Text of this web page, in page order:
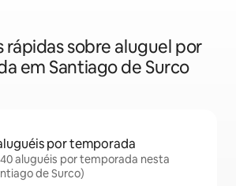
rápidas sobre aluguel por
em Santiago de Surco
por temporada
aluguéis por temporada nesta
de Surco)